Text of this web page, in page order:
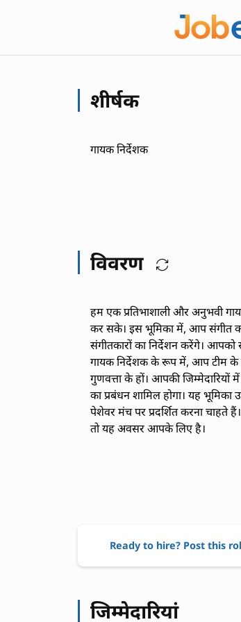
शीर्षक
गायक निर्देशक
विवरण
हम एक प्रतिभाशाली और अनुभवी
कर सके। इस भूमिका में, आप संगीत
संगीतकारों का निर्देशन करेंगे।
गायक निर्देशक के रूप में, आप टीम के
गुणवत्ता के हों। आपकी जिम्मेदारियों
का प्रबंधन शामिल होगा। यह
पेशेवर मंच पर प्रदर्शित करना चाहते
तो यह अवसर आपके लिए है।
Ready to hire? Post this
जिम्मेदारियां